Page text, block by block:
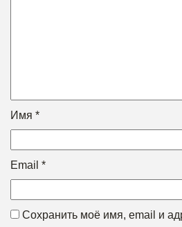
Имя *
Email *
Сохранить моё имя, email и